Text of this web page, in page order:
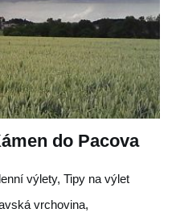
do Pacova
výlety, Tipy na výlet
vrchovina,